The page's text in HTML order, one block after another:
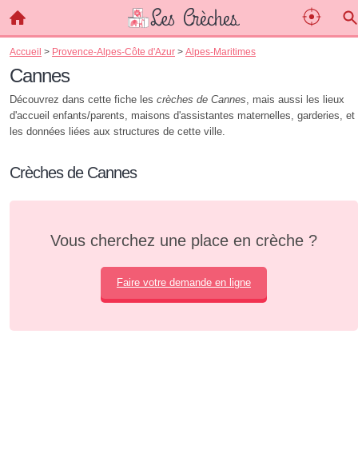
Accueil > Provence-Alpes-Côte d'Azur > Alpes-Maritimes
Cannes
Découvrez dans cette fiche les crèches de Cannes, mais aussi les lieux
d'accueil enfants/parents, maisons d'assistantes maternelles, garderies, et
les données liées aux structures de cette ville.
Crèches de Cannes
Vous cherchez une place en crèche ?
Faire votre demande en ligne